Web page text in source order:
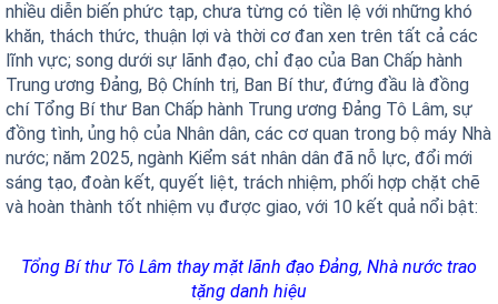
nhiều diễn biến phức tạp, chưa từng có tiền lệ với những khó
khăn, thách thức, thuận lợi và thời cơ đan xen trên tất cả các
lĩnh vực; song dưới sự lãnh đạo, chỉ đạo của Ban Chấp hành
Trung ương Đảng, Bộ Chính trị, Ban Bí thư, đứng đầu là đồng
chí Tổng Bí thư Ban Chấp hành Trung ương Đảng Tô Lâm, sự
đồng tình, ủng hộ của Nhân dân, các cơ quan trong bộ máy Nhà
nước; năm 2025, ngành Kiểm sát nhân dân đã nỗ lực, đổi mới
sáng tạo, đoàn kết, quyết liệt, trách nhiệm, phối hợp chặt chẽ
và hoàn thành tốt nhiệm vụ được giao, với 10 kết quả nổi bật:
Tổng Bí thư Tô Lâm thay mặt lãnh đạo Đảng, Nhà nước trao
tặng danh hiệu